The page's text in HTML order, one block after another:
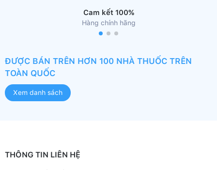
Cam kết 100%
Hàng chính hãng
ĐƯỢC BÁN TRÊN HƠN 100 NHÀ THUỐC TRÊN
TOÀN QUỐC
Xem danh sách
THÔNG TIN LIÊN HỆ